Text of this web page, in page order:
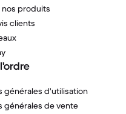
produits
clients
générales d'utilisation
générales de vente